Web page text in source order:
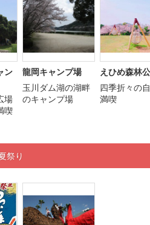
ン
場
喫
龍岡キャンプ場
玉川ダム湖の湖畔
のキャンプ場
えひめ森林
四季折々の
満喫
祭り